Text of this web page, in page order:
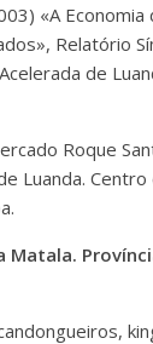
«A Economia
Relatório
de
Roque
Luanda.
Matala.